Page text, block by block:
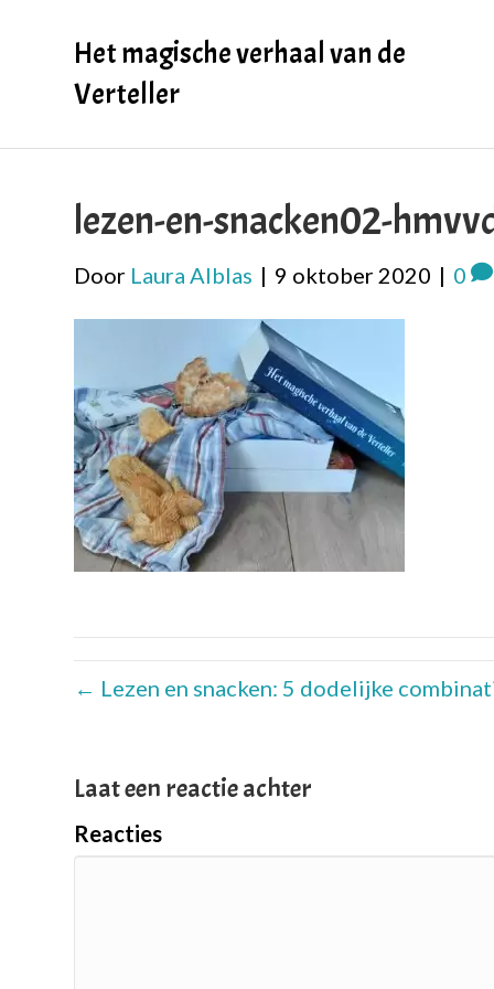
Het magische verhaal van de
Verteller
lezen-en-snacken02-
Door Laura Alblas | 9 oktober 2020 | 0
← Lezen en snacken: 5 dodelijke
Laat een reactie achter
Reacties